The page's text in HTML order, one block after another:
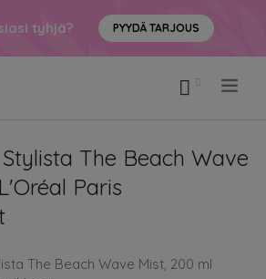
tyhjä? PYYDÄ TARJOUS
The Beach Wave
Paris
The Beach Wave Mist, 200 ml